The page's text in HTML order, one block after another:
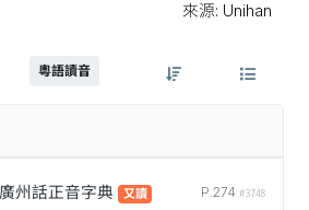
來源: Unihan
粵語讀音
廣州話正音字典 又讀 P.274 #3748